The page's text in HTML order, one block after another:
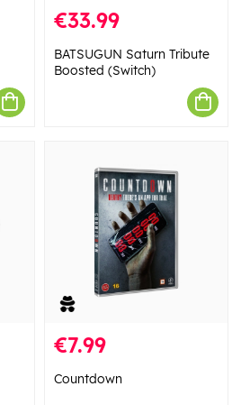
€33.99
BATSUGUN Saturn Tribute
Boosted (Switch)
€7.99
Countdown